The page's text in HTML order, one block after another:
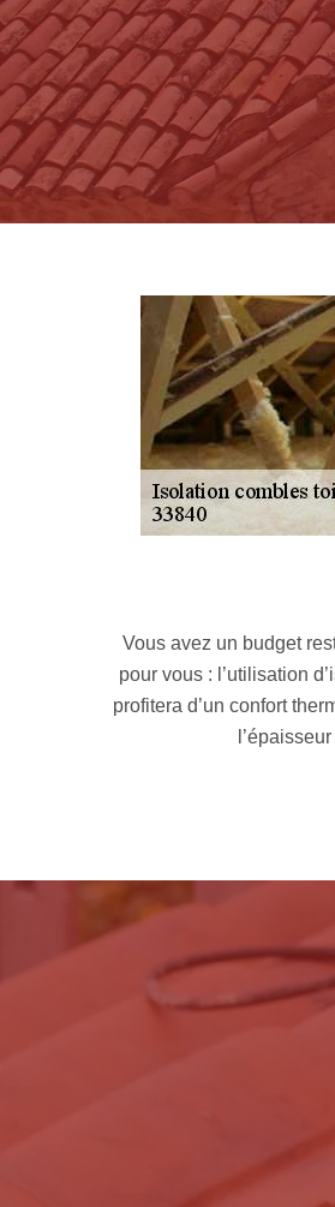
toiture 33 détient la solution idéale
indéniable : votre espace intérieur
minces jusqu’à obtention de